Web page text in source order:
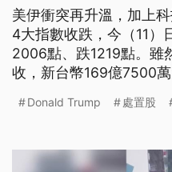
美伊衝突再升溫，加上
4大指數收跌，今（11）
2006點、跌1219點。雖
收，新台幣169億7500
Donald Trump 處置股